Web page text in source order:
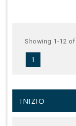
Showing 1-12
1
INIZIO